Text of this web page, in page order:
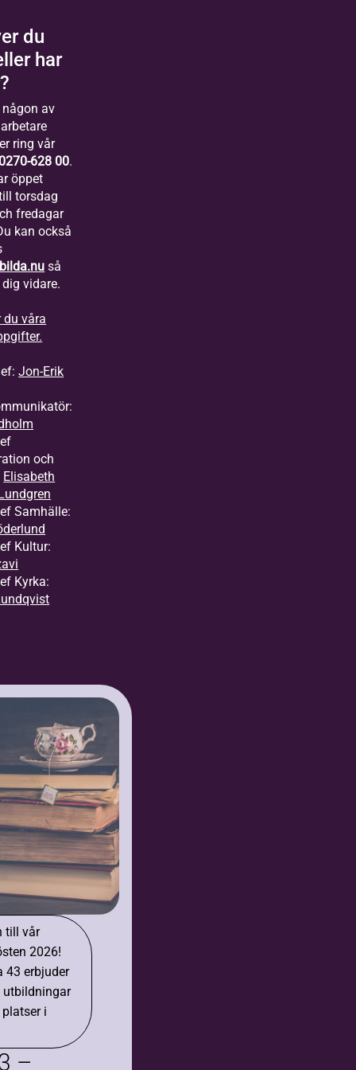
du
har
av
ring vår
628 00.
öppet
torsdag
fredagar
kan också
så
vidare.
du våra
Jon-Erik
och
Elisabeth
Samhälle:
Kultur:
Kyrka:
till vår
2026!
43 erbjuder
i
–